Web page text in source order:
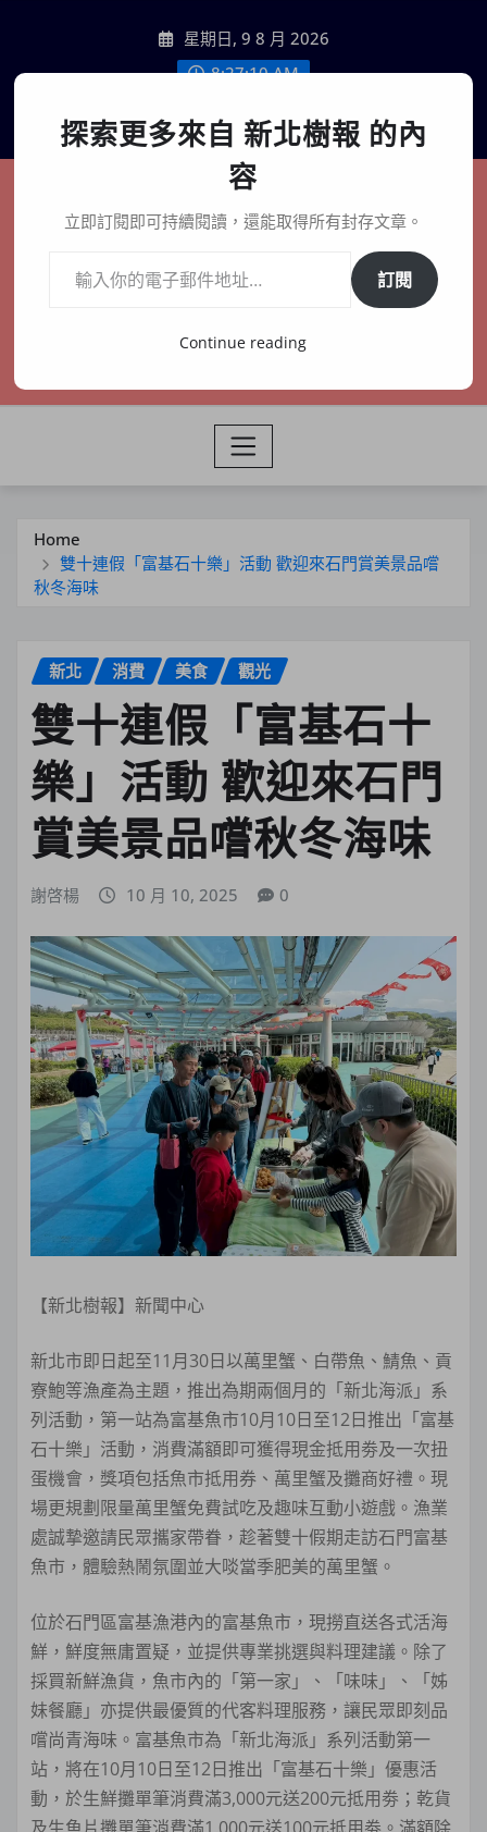
content
星期日, 9 8 月 2026
8:27:11 AM
聯絡我們
新北樹報
在地、記憶、連結、創生
Home
雙十連假「富基石十樂」活動 歡迎來石門賞美景品嚐
秋冬海味
新北 消費 美食 觀光
雙十連假「富基石十
樂」活動 歡迎來石門
賞美景品嚐秋冬海味
謝啓楊 10 月 10, 2025 0
【新北樹報】新聞中心
新北市即日起至11月30日以萬里蟹、白帶魚、鯖魚、貢
寮鮑等漁產為主題，推出為期兩個月的「新北海派」系
列活動，第一站為富基魚市10月10日至12日推出「富基
石十樂」活動，消費滿額即可獲得現金抵用劵及一次扭
蛋機會，獎項包括魚市抵用券、萬里蟹及攤商好禮。現
場更規劃限量萬里蟹免費試吃及趣味互動小遊戲。漁業
處誠摯邀請民眾攜家帶眷，趁著雙十假期走訪石門富基
魚市，體驗熱鬧氛圍並大啖當季肥美的萬里蟹。
位於石門區富基漁港內的富基魚市，現撈直送各式活海
鮮，鮮度無庸置疑，並提供專業挑選與料理建議。除了
採買新鮮漁貨，魚市內的「第一家」、「味味」、「姊
妹餐廳」亦提供最優質的代客料理服務，讓民眾即刻品
嚐尚青海味。富基魚市為「新北海派」系列活動第一
站，將在10月10日至12日推出「富基石十樂」優惠活
動，於生鮮攤單筆消費滿3,000元送200元抵用劵；乾貨
及生魚片攤單筆消費滿1,000元送100元抵用劵。滿額除
探索更多來自 新北樹報 的內
容
立即訂閱即可持續閱讀，還能取得所有封存文章。
訂閱
Continue reading